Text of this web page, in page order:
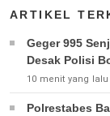
ARTIKEL
Geger 995
Desak Polisi
10 menit yang lalu
Polrestabes